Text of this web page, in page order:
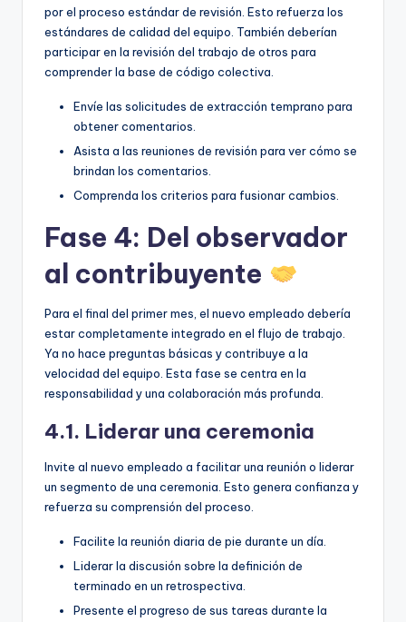
por el proceso estándar de revisión. Esto refuerza los
estándares de calidad del equipo. También deberían
participar en la revisión del trabajo de otros para
comprender la base de código colectiva.
Envíe las solicitudes de extracción temprano para
obtener comentarios.
Asista a las reuniones de revisión para ver cómo se
brindan los comentarios.
Comprenda los criterios para fusionar cambios.
Fase 4: Del observador
al contribuyente
Para el final del primer mes, el nuevo empleado debería
estar completamente integrado en el flujo de trabajo.
Ya no hace preguntas básicas y contribuye a la
velocidad del equipo. Esta fase se centra en la
responsabilidad y una colaboración más profunda.
4.1. Liderar una ceremonia
Invite al nuevo empleado a facilitar una reunión o liderar
un segmento de una ceremonia. Esto genera confianza y
refuerza su comprensión del proceso.
Facilite la reunión diaria de pie durante un día.
Liderar la discusión sobre la definición de
terminado en un retrospectiva.
Presente el progreso de sus tareas durante la